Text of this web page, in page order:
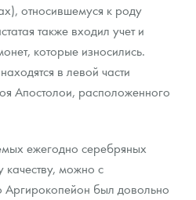
относившемуся к роду
также входил учет и
которые износились.
в левой части
Апостолои, расположенного
ежегодно серебряных
качеству, можно с
Аргирокопейон был довольно